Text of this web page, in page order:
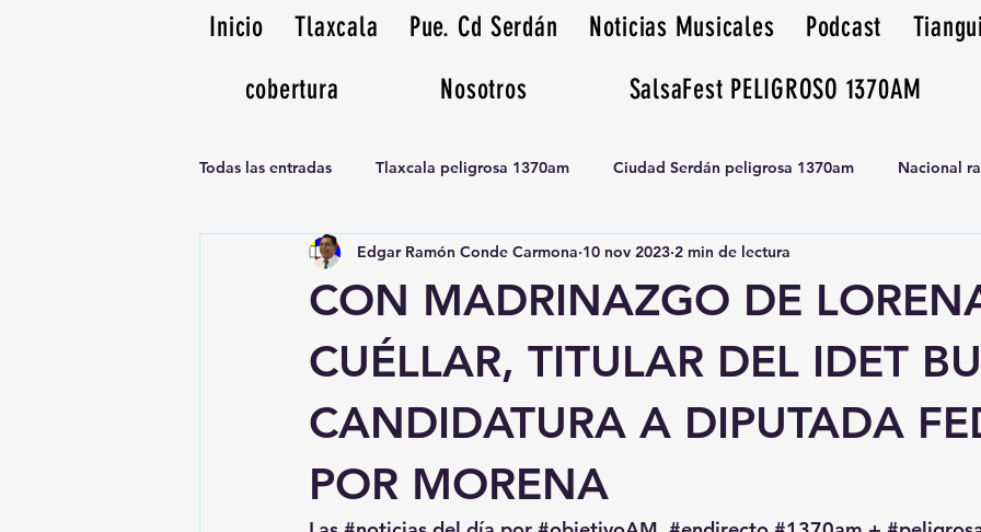
Inicio Tlaxcala Pue. Cd Serdán Noticias Musicales Podcast
cobertura
Nosotros SalsaFest PELIGROSO 1370AM
Todas las entradas Tlaxcala peligrosa 1370am Ciudad Serdán peligrosa 1370am Nacional
Noticias Musicales radio 1370am Tianguis peligrosa 1370am huamantla
CON MADRINAZGO DE
CUÉLLAR, TITULAR DEL IDET
CANDIDATURA A DIPUTADA
POR MORENA
Edgar Ramón Conde Carmona 10 nov 2023 2 min de lectura